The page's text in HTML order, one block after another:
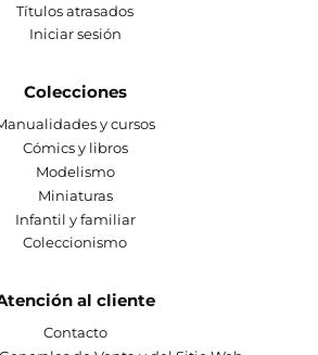
Títulos atrasados
Iniciar sesión
Colecciones
y cursos
Cómics y libros
Modelismo
Miniaturas
Infantil y familiar
Coleccionismo
al cliente
Contacto